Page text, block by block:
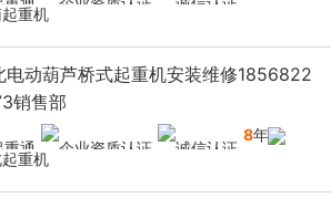
重机
电动葫芦桥式起重机安装维修1856822
销售部
8年
重机